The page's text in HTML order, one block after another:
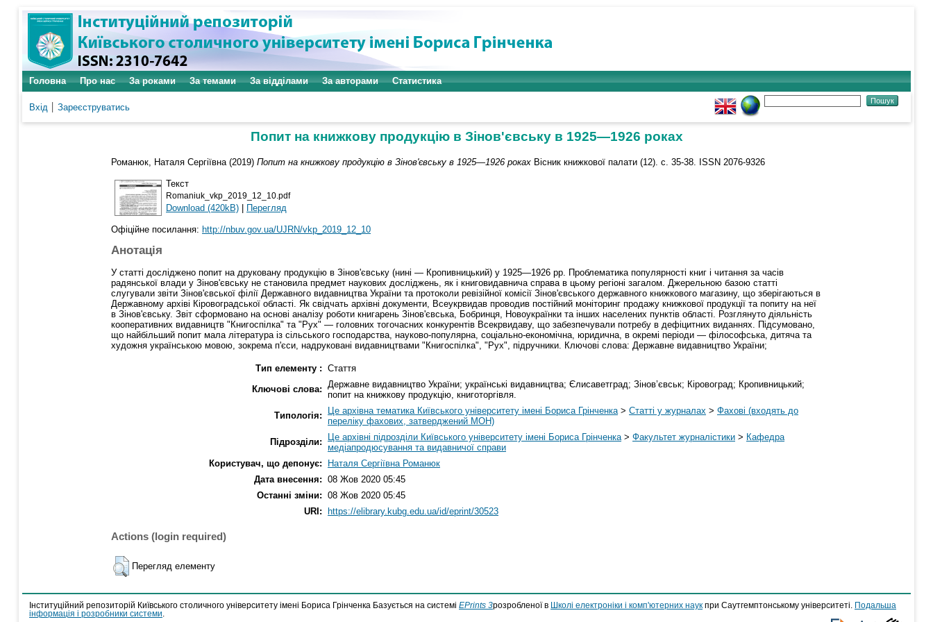
Головна Про нас За роками За темами За відділами За авторами Статистика
Вхід Зареєструватись
Попит на книжкову продукцію в Зінов'євську в 1925—1926 роках
Романюк, Наталя Сергіївна (2019) Попит на книжкову продукцію в Зінов'євську в 1925—1926 роках Вісник книжкової палати (12). с. 35-38. ISSN 2076-9326
Текст
Romaniuk_vkp_2019_12_10.pdf
Download (420kB) | Перегляд
Офіційне посилання: http://nbuv.gov.ua/UJRN/vkp_2019_12_10
Анотація
У статті досліджено попит на друковану продукцію в Зінов'євську (нині — Кропивницький) у 1925—1926 рр. Проблематика популярності книг і читання за часів
радянської влади у Зінов'євську не становила предмет наукових досліджень, як і книговидавнича справа в цьому регіоні загалом. Джерельною базою статті
слугували звіти Зінов'євської філії Державного видавництва України та протоколи ревізійної комісії Зінов'євського державного книжкового магазину, що зберігаються в
Державному архіві Кіровоградської області. Як свідчать архівні документи, Всеукрвидав проводив постійний моніторинг продажу книжкової продукції та попиту на неї
в Зінов'євську. Звіт сформовано на основі аналізу роботи книгарень Зінов'євська, Бобринця, Новоукраїнки та інших населених пунктів області. Розглянуто діяльність
кооперативних видавництв "Книгоспілка" та "Рух" — головних тогочасних конкурентів Всекрвидаву, що забезпечували потребу в дефіцитних виданнях. Підсумовано,
що найбільший попит мала література із сільського господарства, науково-популярна, соціально-економічна, юридична, в окремі періоди — філософська, дитяча та
художня українською мовою, зокрема п'єси, надруковані видавництвами "Книгоспілка", "Рух", підручники. Ключові слова: Державне видавництво України;
Тип елементу : Стаття
Ключові слова:
Державне видавництво України; українські видавництва; Єлисаветград; Зінов’євськ; Кіровоград; Кропивницький;
попит на книжкову продукцію, книготоргівля.
Типологія:
Це архівна тематика Київського університету імені Бориса Грінченка > Статті у журналах > Фахові (входять до
переліку фахових, затверджений МОН)
Підрозділи:
Це архівні підрозділи Київського університету імені Бориса Грінченка > Факультет журналістики > Кафедра
медіапродюсування та видавничої справи
Користувач, що депонує:
Наталя Сергіївна Романюк
Дата внесення: 08 Жов 2020 05:45
Останні зміни: 08 Жов 2020 05:45
URI:
https://elibrary.kubg.edu.ua/id/eprint/30523
Actions (login required)
Перегляд елементу
Інституційний репозиторій Київського столичного університету імені Бориса Грінченка Базується на системі EPrints 3розробленої в Школі електроніки і комп'ютерних наук при Саутгемптонському університеті.
Подальша
інформація і розробники системи